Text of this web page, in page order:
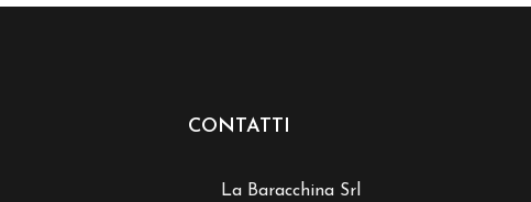
CONTATTI
La Baracchina Srl